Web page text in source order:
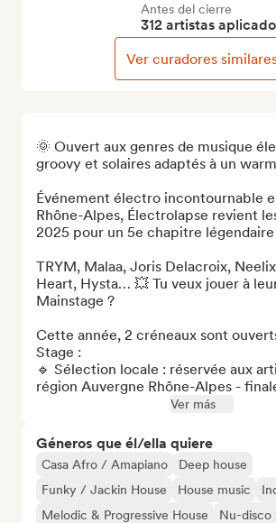
🌞 Ouvert aux genres de musique
groovy et solaires adaptés à un
Événement électro incontournable
Rhône-Alpes, Électrolapse revient
2025 pour un 5e chapitre légendaire
TRYM, Malaa, Joris Delacroix,
Heart, Hysta… 💥 Tu veux jouer à
Mainstage ?
Cette année, 2 créneaux sont
Stage :
🔹 Sélection locale : réservée aux
région Auvergne Rhône-Alpes -
Ver más
Géneros que él/ella quiere
Casa Afro / Amapiano
Deep house
Funky / Jackin House
House music
Melodic & Progressive House
Nu-disco
Antes del cierre
312 artistas
Ver curadores